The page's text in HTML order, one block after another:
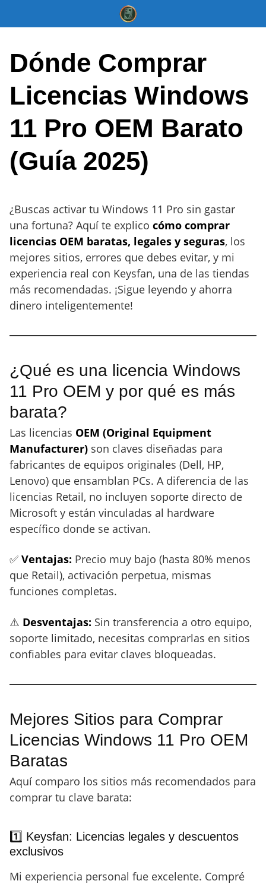
Dónde Comprar
Licencias Windows
11 Pro OEM Barato
(Guía 2025)
¿Buscas activar tu Windows 11 Pro sin gastar
una fortuna? Aquí te explico cómo comprar
licencias OEM baratas, legales y seguras, los
mejores sitios, errores que debes evitar, y mi
experiencia real con Keysfan, una de las tiendas
más recomendadas. ¡Sigue leyendo y ahorra
dinero inteligentemente!
¿Qué es una licencia Windows
11 Pro OEM y por qué es más
barata?
Las licencias OEM (Original Equipment
Manufacturer) son claves diseñadas para
fabricantes de equipos originales (Dell, HP,
Lenovo) que ensamblan PCs. A diferencia de las
licencias Retail, no incluyen soporte directo de
Microsoft y están vinculadas al hardware
específico donde se activan.
✅ Ventajas: Precio muy bajo (hasta 80% menos
que Retail), activación perpetua, mismas
funciones completas.
⚠️ Desventajas: Sin transferencia a otro equipo,
soporte limitado, necesitas comprarlas en sitios
confiables para evitar claves bloqueadas.
Mejores Sitios para Comprar
Licencias Windows 11 Pro OEM
Baratas
Aquí comparo los sitios más recomendados para
comprar tu clave barata:
1️⃣ Keysfan: Licencias legales y descuentos
exclusivos
Mi experiencia personal fue excelente. Compré